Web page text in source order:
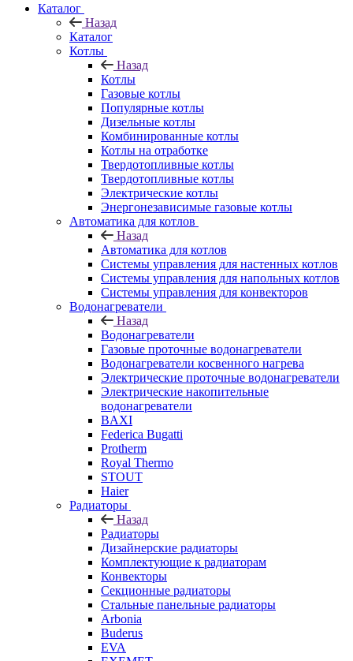
Каталог
Назад
Каталог
Котлы
Назад
Котлы
Газовые котлы
Популярные котлы
Дизельные котлы
Комбинированные котлы
Котлы на отработке
Твердотопливные котлы
Твердотопливные котлы
Электрические котлы
Энергонезависимые газовые котлы
Автоматика для котлов
Назад
Автоматика для котлов
Системы управления для настенных котлов
Системы управления для напольных котлов
Системы управления для конвекторов
Водонагреватели
Назад
Водонагреватели
Газовые проточные водонагреватели
Водонагреватели косвенного нагрева
Электрические проточные водонагреватели
Электрические накопительные
водонагреватели
BAXI
Federica Bugatti
Protherm
Royal Thermo
STOUT
Haier
Радиаторы
Назад
Радиаторы
Дизайнерские радиаторы
Комплектующие к радиаторам
Конвекторы
Секционные радиаторы
Стальные панельные радиаторы
Arbonia
Buderus
EVA